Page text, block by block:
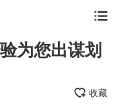
为您出谋划
收藏